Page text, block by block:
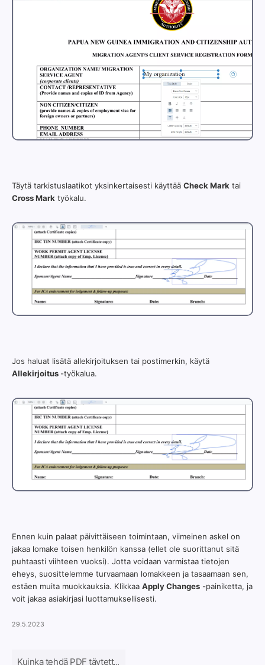
Täytä tarkistuslaatikot yksinkertaisesti käyttää Check Mark tai
Cross Mark työkalu.
Jos haluat lisätä allekirjoituksen tai postimerkin, käytä
Allekirjoitus -työkalua.
Ennen kuin palaat päivittäiseen toimintaan, viimeinen askel on
jakaa lomake toisen henkilön kanssa (ellet ole suorittanut sitä
puhtaasti viihteen vuoksi). Jotta voidaan varmistaa tietojen
eheys, suosittelemme turvaamaan lomakkeen ja tasaamaan sen,
estäen muita muokkauksia. Klikkaa Apply Changes -painiketta, ja
voit jakaa asiakirjasi luottamuksellisesti.
29.5.2023
Kuinka tehdä PDF täytettäväksi